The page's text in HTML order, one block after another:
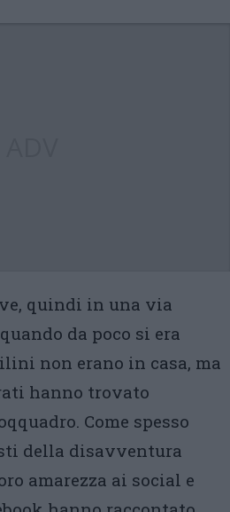
quindi in una via
da poco si era
non erano in casa, ma
hanno trovato
Come spesso
della disavventura
amarezza ai social e